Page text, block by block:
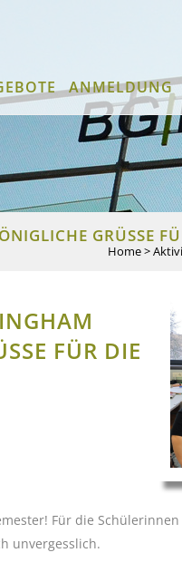
ANMELDUNG
GRÜSSE
Home>
FÜR DIE 1
Für die
unvergesslich.